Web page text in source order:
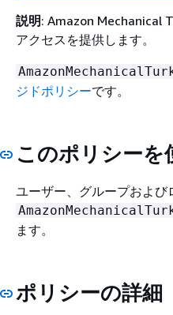
説明: Amazon Mechanical
アクセスを提供します。
ジドポリシーです。
このポリシーを
ユーザー、グループおよび
ます。
ポリシーの詳細